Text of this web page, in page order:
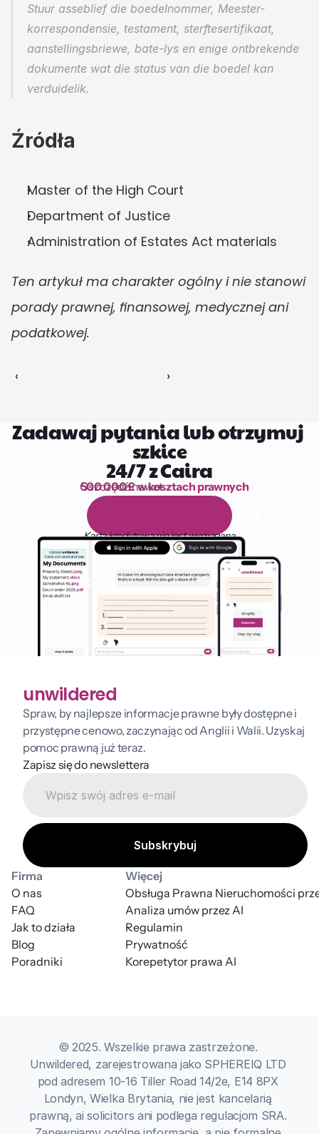
Stuur asseblief die boedelnommer, Meester-
korrespondensie, testament, sterftesertifikaat,
aanstellingsbriewe, bate-lys en enige ontbrekende
dokumente wat die status van die boedel kan
verduidelik.
Źródła
Master of the High Court
Department of Justice
Administration of Estates Act materials
Ten artykuł ma charakter ogólny i nie stanowi
porady prawnej, finansowej, medycznej ani
podatkowej.
‹ ›
Zadawaj pytania lub otrzymuj
szkice
24/7 z Caira
1 000 godzin czytania
Oszczędź nawet
500 000 £ w kosztach prawnych
o ny
Karta kredytowa nie jest wymagana
unwildered
Spraw, by najlepsze informacje prawne były dostępne i
przystępne cenowo, zaczynając od Anglii i Walii. Uzyskaj
pomoc prawną już teraz.
Zapisz się do newslettera
Firma
O nas
FAQ
Jak to działa
Blog
Poradniki
Więcej
Regulamin
Analiza umów przez AI
Korepetytor prawa AI
Prywatność
Obsługa Prawna Nieruchomości
© 2025. Wszelkie prawa zastrzeżone.
Unwildered, zarejestrowana jako SPHEREIQ LTD
pod adresem 10-16 Tiller Road 14/2e, E14 8PX
Londyn, Wielka Brytania, nie jest kancelarią
prawną, ai solicitors ani podlega regulacjom SRA.